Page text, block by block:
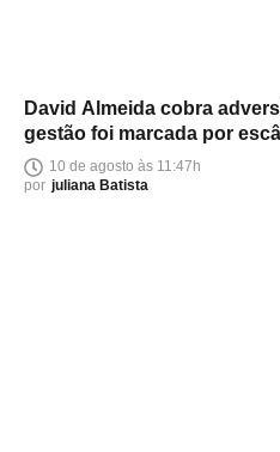
David Almeida cobra
gestão foi marcada por
10 de agosto às 11:47h
por juliana Batista